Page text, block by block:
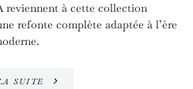
reviennent à cette collection
refonte complète adaptée à l’ère
SUITE